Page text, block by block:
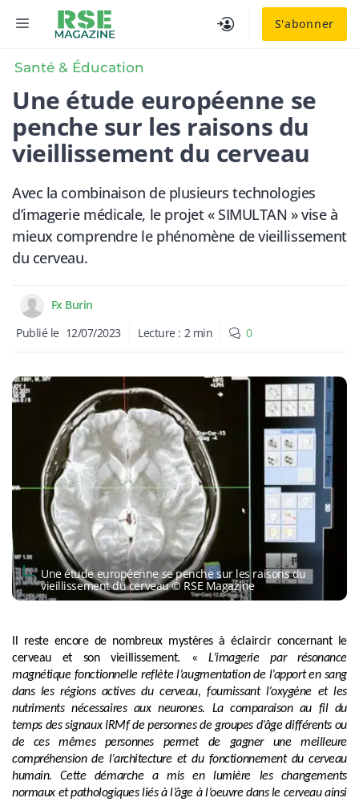
S'abonner
MENU
Santé & Éducation
Une étude européenne se
penche sur les raisons du
vieillissement du cerveau
Avec la combinaison de plusieurs technologies
d’imagerie médicale, le projet « SIMULTAN » vise à
mieux comprendre le phénomène de vieillissement
du cerveau.
Fx Burin
Publié le 12/07/2023 Lecture : 2 min 0
Une étude européenne se penche sur les raisons du
vieillissement du cerveau © RSE Magazine
Il reste encore de nombreux mystères à éclaircir concernant le
cerveau et son vieillissement. «L’imagerie par résonance
magnétique fonctionnelle reflète l’augmentation de l’apport en sang
dans les régions actives du cerveau, fournissant l’oxygène et les
nutriments nécessaires aux neurones. La comparaison au fil du
temps des signaux IRMf de personnes de groupes d’âge différents ou
de ces mêmes personnes permet de gagner une meilleure
compréhension de l’architecture et du fonctionnement du cerveau
humain. Cette démarche a mis en lumière les changements
normaux et pathologiques liés à l’âge à l’oeuvre dans le cerveau ainsi